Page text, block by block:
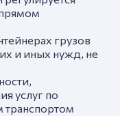
грузов
и иных нужд, не
услуг по